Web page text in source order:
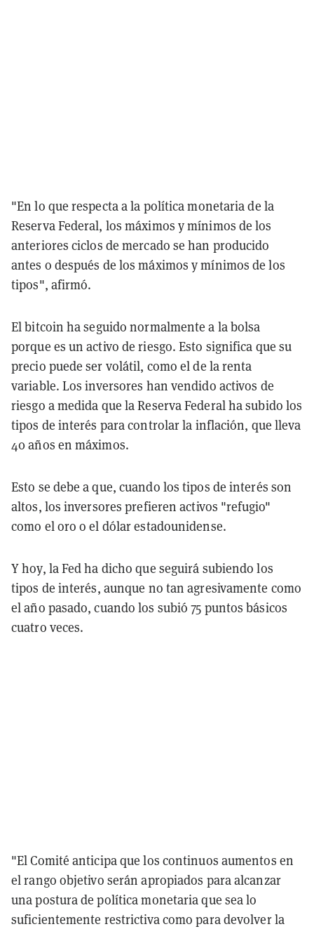
"En lo que respecta a la política monetaria de la
Reserva Federal, los máximos y mínimos de los
anteriores ciclos de mercado se han producido
antes o después de los máximos y mínimos de los
tipos", afirmó.
El bitcoin ha seguido normalmente a la bolsa
porque es un activo de riesgo. Esto significa que su
precio puede ser volátil, como el de la renta
variable. Los inversores han vendido activos de
riesgo a medida que la Reserva Federal ha subido los
tipos de interés para controlar la inflación, que lleva
40 años en máximos.
Esto se debe a que, cuando los tipos de interés son
altos, los inversores prefieren activos "refugio"
como el oro o el dólar estadounidense.
Y hoy, la Fed ha dicho que seguirá subiendo los
tipos de interés, aunque no tan agresivamente como
el año pasado, cuando los subió 75 puntos básicos
cuatro veces.
"El Comité anticipa que los continuos aumentos en
el rango objetivo serán apropiados para alcanzar
una postura de política monetaria que sea lo
suficientemente restrictiva como para devolver la